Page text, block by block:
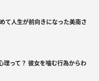
て人生が前向きになった美南さ
理って？ 彼女を噛む行為からわ